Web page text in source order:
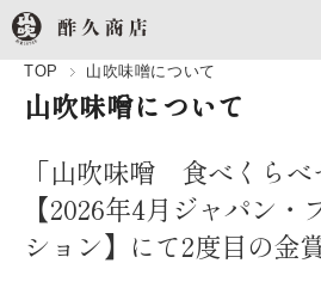
TOP 山吹味噌について
山吹味噌について
「山吹味噌 食べくらべ
【2026年4月ジャパン・
ション】にて2度目の金